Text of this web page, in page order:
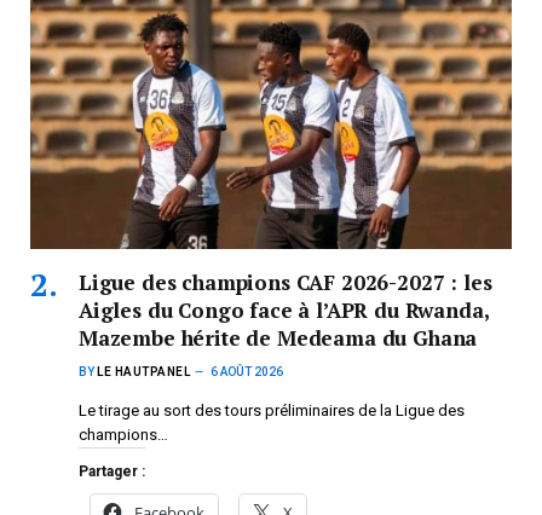
Ligue des champions CAF 2026-2027 : les
Aigles du Congo face à l’APR du Rwanda,
Mazembe hérite de Medeama du Ghana
BY LE HAUTPANEL 6 AOÛT 2026
Le tirage au sort des tours préliminaires de la Ligue des
champions…
Partager :